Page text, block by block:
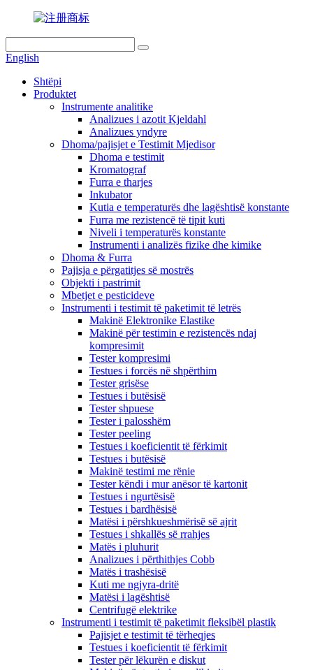
English
Shtëpi
Produktet
Instrumente analitike
Analizues i azotit Kjeldahl
Analizues yndyre
Dhoma/pajisjet e Testimit Mjedisor
Dhoma e testimit
Kromatograf
Furra e tharjes
Inkubator
Kutia e temperaturës dhe lagështisë konstante
Furra me rezistencë të tipit kuti
Niveli i temperaturës konstante
Instrumenti i analizës fizike dhe kimike
Dhoma & Furra
Pajisja e përgatitjes së mostrës
Objekti i pastrimit
Mbetjet e pesticideve
Instrumenti i testimit të paketimit të letrës
Makinë Elektronike Elastike
Makinë për testimin e rezistencës ndaj
kompresimit
Tester kompresimi
Testues i forcës në shpërthim
Tester grisëse
Testues i butësisë
Tester shpuese
Tester i palosshëm
Tester peeling
Testues i koeficientit të fërkimit
Testues i butësisë
Makinë testimi me rënie
Tester këndi i mur anësor të kartonit
Testues i ngurtësisë
Testues i bardhësisë
Matësi i përshkueshmërisë së ajrit
Testues i shkallës së rrahjes
Matës i pluhurit
Analizues i përthithjes Cobb
Matës i trashësisë
Kuti me ngjyra-dritë
Matësi i lagështisë
Centrifugë elektrike
Instrumenti i testimit të paketimit fleksibël plastik
Pajisjet e testimit të tërheqjes
Testues i koeficientit të fërkimit
Tester për lëkurën e diskut